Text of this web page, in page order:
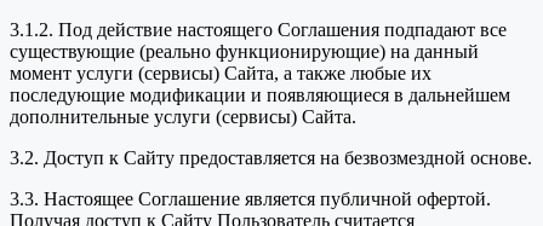
3.1.2. Под действие настоящего Соглашения подпадают все
существующие (реально функционирующие) на данный
момент услуги (сервисы) Сайта, а также любые их
последующие модификации и появляющиеся в дальнейшем
дополнительные услуги (сервисы) Сайта.
3.2. Доступ к Сайту предоставляется на безвозмездной основе.
3.3. Настоящее Соглашение является публичной офертой.
Получая доступ к Сайту Пользователь считается